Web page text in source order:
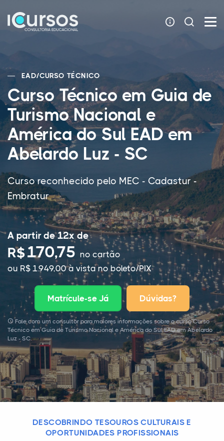
EAD/CURSO TÉCNICO
Curso Técnico em Guia de
Turismo Nacional e
América do Sul EAD em
Abelardo Luz - SC
Curso reconhecido pelo MEC - Cadastur -
Embratur
A partir de 12x de
R$170,75 no cartão
ou R$ 1.949,00 à vista no boleto/PIX
Matrícule-se Já Dúvidas?
Fale com um consultor para maiores informações sobre o curso Curso
Técnico em Guia de Turismo Nacional e América do Sul EAD em Abelardo
Luz - SC.
DESCOBRINDO TESOUROS CULTURAIS E
OPORTUNIDADES PROFISSIONAIS